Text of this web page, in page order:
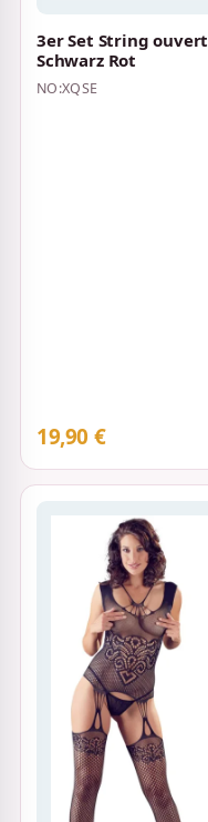
3er Set String ouvert
Schwarz Rot
NO:XQSE
19,90 €